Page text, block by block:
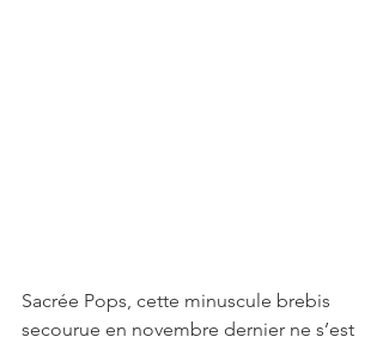
Sacrée Pops, cette minuscule brebis
secourue en novembre dernier ne s’est